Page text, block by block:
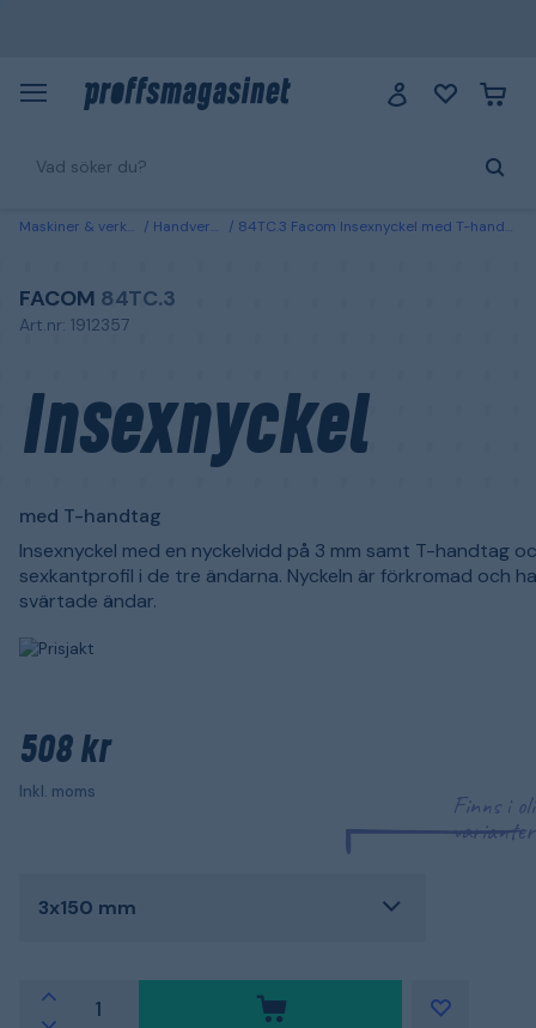
Maskiner & verktyg Handverktyg 84TC.3 Facom Insexnyckel med T-handtag 3x150 mm
FACOM 84TC.3
Art.nr: 1912357
Insexnyckel
med T-handtag
Insexnyckel med en nyckelvidd på 3 mm samt T-handtag
sexkantprofil i de tre ändarna. Nyckeln är förkromad och
svärtade ändar.
508 kr
Inkl. moms
Finns i
varianter
3x150 mm